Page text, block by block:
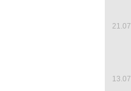
21.07
13.07